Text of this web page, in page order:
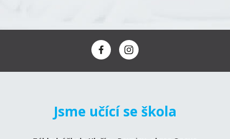
Jsme učící se škola